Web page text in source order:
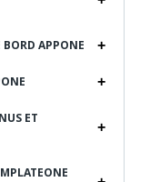
BORD APPONE
ET